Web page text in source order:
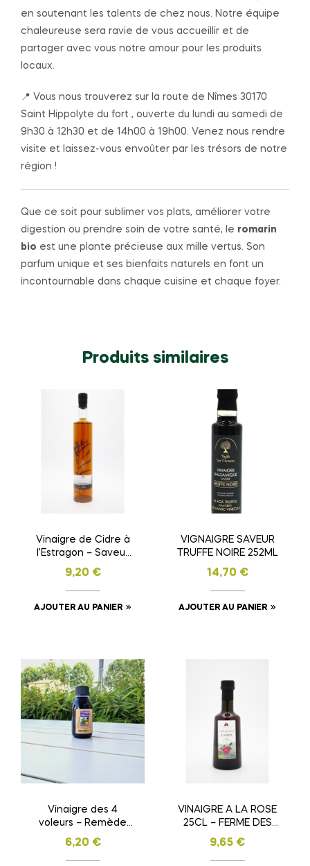
en soutenant les talents de chez nous. Notre équipe
chaleureuse sera ravie de vous accueillir et de
partager avec vous notre amour pour les produits
locaux.
📍 Vous nous trouverez sur la route de Nîmes 30170
Saint Hippolyte du fort , ouverte du lundi au samedi de
9h30 à 12h30 et de 14h00 à 19h00. Venez nous rendre
visite et laissez-vous envoûter par les trésors de notre
région !
Que ce soit pour sublimer vos plats, améliorer votre
digestion ou prendre soin de votre santé, le romarin
bio est une plante précieuse aux mille vertus. Son
parfum unique et ses bienfaits naturels en font un
incontournable dans chaque cuisine et chaque foyer.
Produits similaires
Vinaigre de Cidre à
l’Estragon – Saveur
Raffinée et Bienfaits
Naturels
9,20 €
AJOUTER AU PANIER
VIGNAIGRE SAVEUR
TRUFFE NOIRE 252ML
14,70 €
AJOUTER AU PANIER
Vinaigre des 4
voleurs – Remède
naturel aux plantes
médicinales
6,20 €
VINAIGRE A LA ROSE
25CL – FERME DES
HOMS
9,65 €